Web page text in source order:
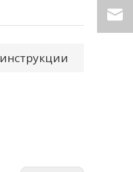
инструкции